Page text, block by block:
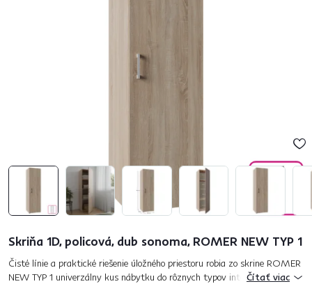
Skriňa 1D, policová, dub sonoma, ROMER NEW TYP 1
Čisté línie a praktické riešenie úložného priestoru robia zo skrine ROMER
NEW TYP 1 univerzálny kus nábytku do rôznych typov interiérov. Je
Čítať viac